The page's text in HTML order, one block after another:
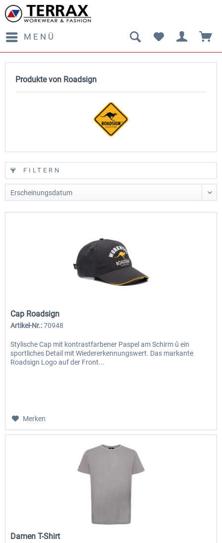
MENÜ
Produkte von Roadsign
FILTERN
Cap Roadsign
Artikel-Nr.:70948
Stylische Cap mit kontrastfarbener Paspel am Schirm û ein
sportliches Detail mit Wiedererkennungswert. Das markante
Roadsign Logo auf der Front...
Merken
Damen T-Shirt